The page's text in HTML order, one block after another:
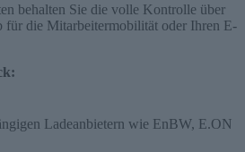
behalten Sie die volle Kontrolle über
für die Mitarbeitermobilität oder Ihren E-
Ladeanbietern wie EnBW, E.ON